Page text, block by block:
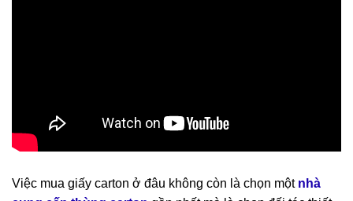
Việc mua giấy carton ở đâu không còn là chọn một nhà